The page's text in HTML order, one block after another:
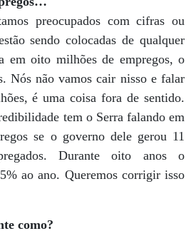
preocupados com cifras ou
sendo colocadas de qualquer
em oito milhões de empregos, o
Nós não vamos cair nisso e falar
é uma coisa fora de sentido.
tem o Serra falando em
se o governo dele gerou 11
Durante oito anos o
ao ano. Queremos corrigir isso
como?